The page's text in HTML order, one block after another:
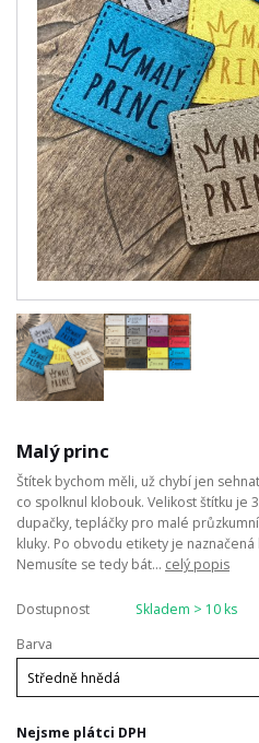
Malý princ
Štítek bychom měli, už chybí jen
co spolknul klobouk. Velikost štítku je
dupačky, tepláčky pro malé
kluky. Po obvodu etikety je
Nemusíte se tedy bát... celý popis
Dostupnost
Skladem > 10 ks
Barva
Nejsme plátci DPH